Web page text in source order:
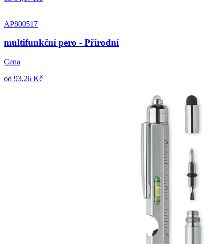
AP800517
multifunkční pero - Přírodní
Cena
od 93,26 Kč